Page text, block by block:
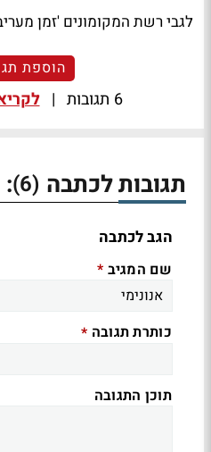
לגבי רשת המקומונים 'זמן
הוספת
6 תגובות |
תגובות לכתבה (6)
:
הגב לכתבה
שם המגיב *
כותרת תגובה *
תוכן התגובה